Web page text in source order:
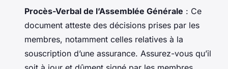
Procès-Verbal de l’Assemblée Générale : Ce
document atteste des décisions prises par les
membres, notamment celles relatives à la
souscription d’une assurance. Assurez-vous qu’il